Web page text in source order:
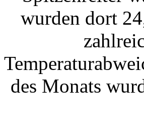
wurden dort
des Monats